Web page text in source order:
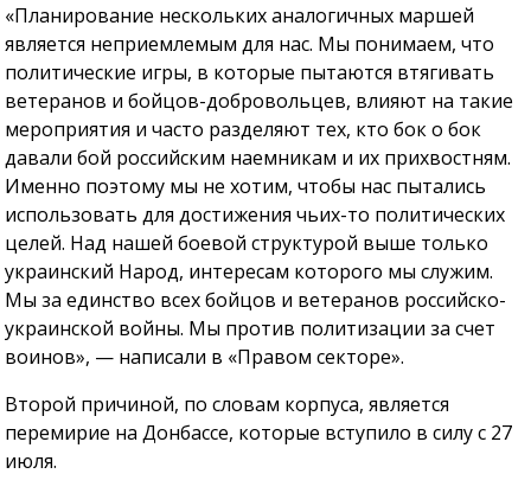
«Планирование нескольких аналогичных маршей
является неприемлемым для нас. Мы понимаем, что
политические игры, в которые пытаются втягивать
ветеранов и бойцов-добровольцев, влияют на такие
мероприятия и часто разделяют тех, кто бок о бок
давали бой российским наемникам и их прихвостням.
Именно поэтому мы не хотим, чтобы нас пытались
использовать для достижения чьих-то политических
целей. Над нашей боевой структурой выше только
украинский Народ, интересам которого мы служим.
Мы за единство всех бойцов и ветеранов российско-
украинской войны. Мы против политизации за счет
воинов», — написали в «Правом секторе».
Второй причиной, по словам корпуса, является
перемирие на Донбассе, которые вступило в силу с 27
июля.